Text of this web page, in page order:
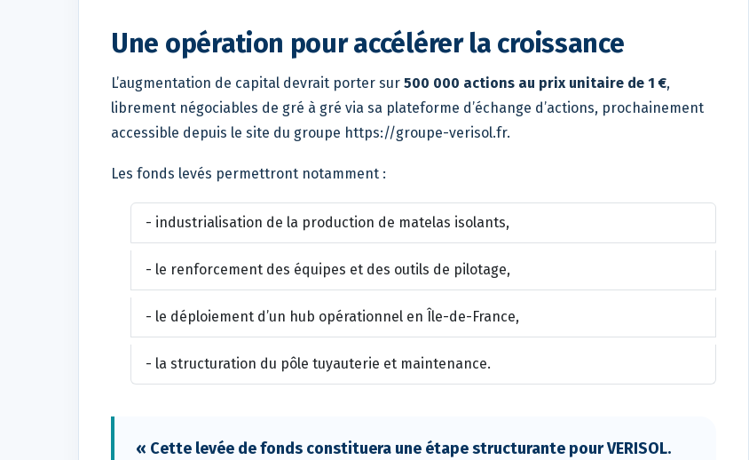
Une opération pour accélérer la croissance
L’augmentation de capital devrait porter sur 500 000 actions au prix unitaire de 1 €,
librement négociables de gré à gré via sa plateforme d’échange d’actions, prochainement
accessible depuis le site du groupe https://groupe-verisol.fr.
Les fonds levés permettront notamment :
- industrialisation de la production de matelas isolants,
- le renforcement des équipes et des outils de pilotage,
- le déploiement d’un hub opérationnel en Île-de-France,
- la structuration du pôle tuyauterie et maintenance.
« Cette levée de fonds constituera une étape structurante pour VERISOL.